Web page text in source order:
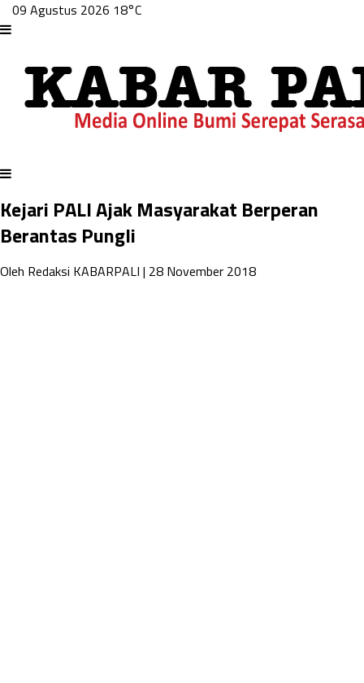
09 Agustus 2026 18°C
Kejari PALI Ajak Masyarakat Berperan
Berantas Pungli
Oleh Redaksi KABARPALI | 28 November 2018